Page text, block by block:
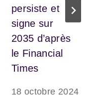
persiste et
signe sur
2035 d’après
le Financial
Times
18 octobre 2024